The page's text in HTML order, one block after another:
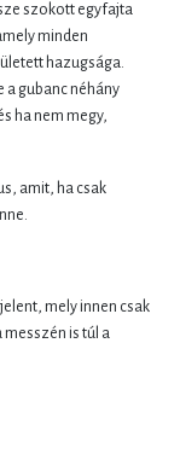
szokott egyfajta
minden
hazugsága.
a gubanc néhány
ha nem megy,
amit, ha csak
mely innen csak
is túl a